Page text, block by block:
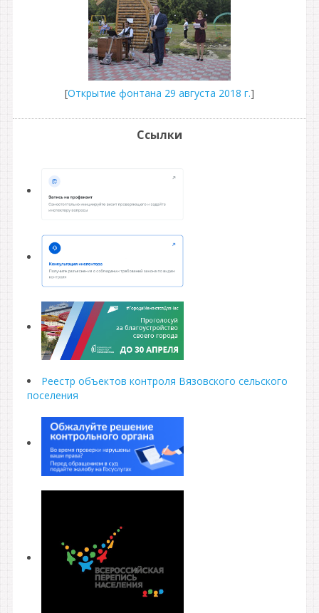
[Открытие фонтана 29 августа 2018 г.]
Ссылки
Реестр объектов контроля Вязовского сельского
поселения